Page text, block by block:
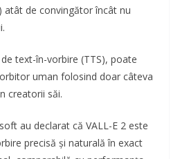
atât de convingător încât nu
text-în-vorbire (TTS), poate
uman folosind doar câteva
creatorii săi.
au declarat că VALL-E 2 este
precisă și naturală în exact